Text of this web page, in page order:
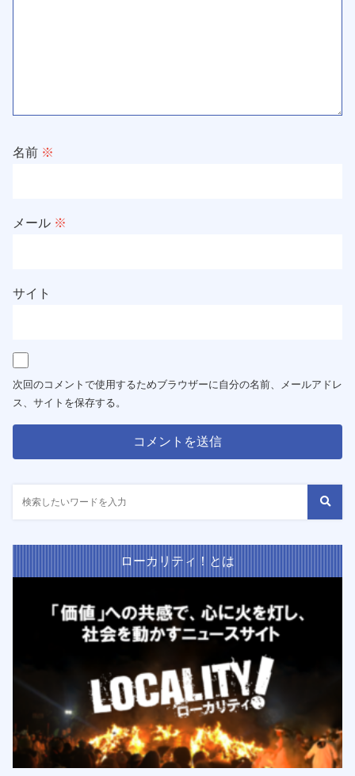
名前 ※
メール ※
サイト
次回のコメントで使用するためブラウザーに自分の名前、メールアドレ
ス、サイトを保存する。
ローカリティ！とは